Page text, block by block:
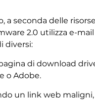
seconda delle
2.0 utilizza e-
diversi:
di download
o Adobe.
un link web